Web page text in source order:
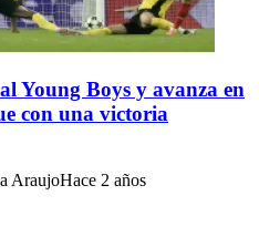
Young Boys y avanza en
con una victoria
AraujoHace 2 años